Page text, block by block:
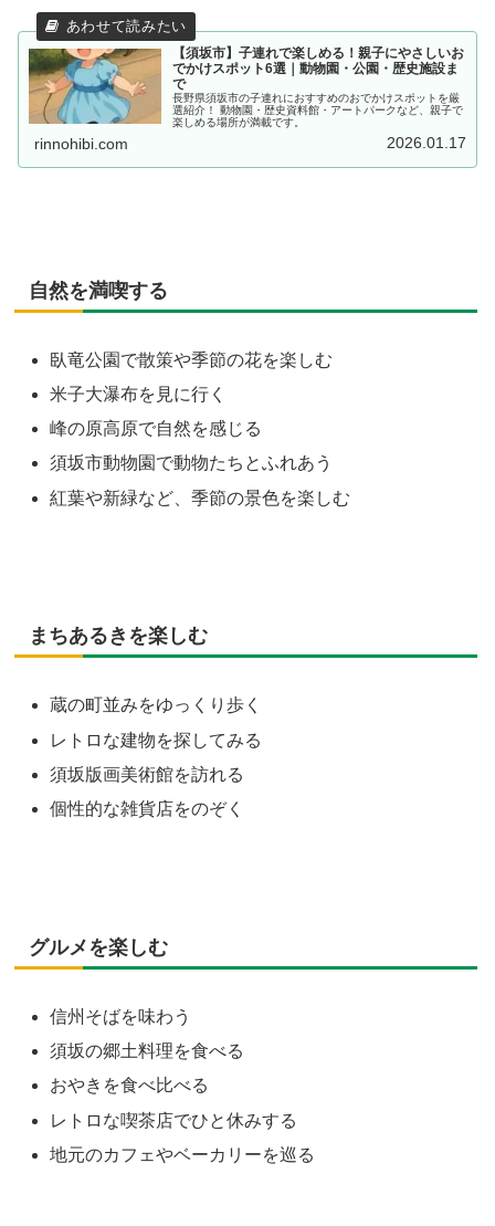
【須坂市】子連れで楽しめる！親子にやさしいお
でかけスポット6選｜動物園・公園・歴史施設ま
で
長野県須坂市の子連れにおすすめのおでかけスポットを厳
選紹介！ 動物園・歴史資料館・アートパークなど、親子で
楽しめる場所が満載です。
rinnohibi.com 2026.01.17
自然を満喫する
臥竜公園で散策や季節の花を楽しむ
米子大瀑布を見に行く
峰の原高原で自然を感じる
須坂市動物園で動物たちとふれあう
紅葉や新緑など、季節の景色を楽しむ
まちあるきを楽しむ
蔵の町並みをゆっくり歩く
レトロな建物を探してみる
須坂版画美術館を訪れる
個性的な雑貨店をのぞく
グルメを楽しむ
信州そばを味わう
須坂の郷土料理を食べる
おやきを食べ比べる
レトロな喫茶店でひと休みする
地元のカフェやベーカリーを巡る